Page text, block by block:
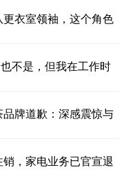
衣室领袖，这个角色
不是，但我在工作时
牌道歉：深感震惊与
，家电业务已官宣退